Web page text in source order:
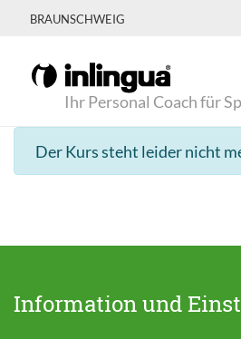
BRAUNSCHWEIG
Ihr Personal Coach für
Der Kurs steht leider nicht
Information und